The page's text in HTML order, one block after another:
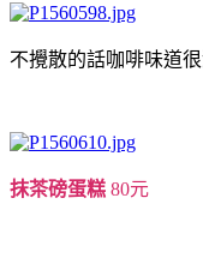
不攪散的話咖啡味道
抹茶磅蛋糕 80元